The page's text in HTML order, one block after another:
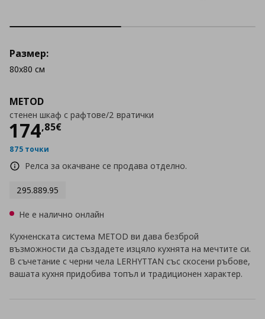
METOD
стенен шкаф с рафтове/2 вратички
174,85€
Цена
875 точки
Релса за окачване се продава отделно.
295.889.95
Размер:
80x80 см
Не е налично онлайн
Кухненската система METOD ви дава безброй
възможности да създадете изцяло кухнята на мечтите си.
В съчетание с черни чела LERHYTTAN със скосени ръбове,
вашата кухня придобива топъл и традиционен характер.